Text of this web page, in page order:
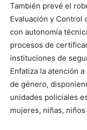
También prevé el
Evaluación y Control
con autonomía
procesos de
instituciones de
Enfatiza la atención
de género,
unidades policiales
mujeres, niñas,